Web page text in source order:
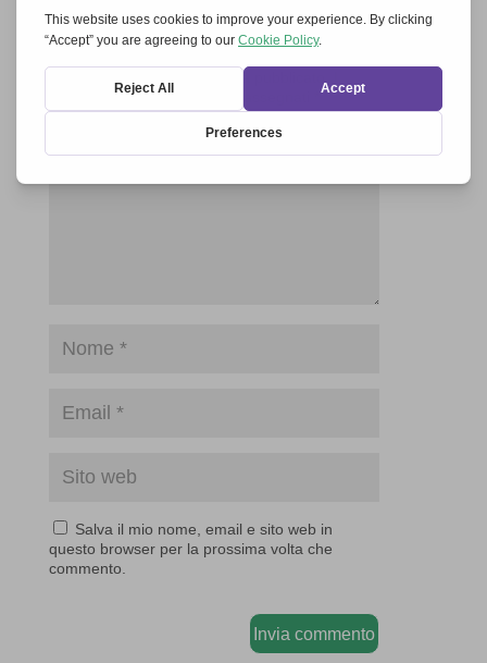
Invia un commento
campi obbligatori sono contrassegnati
Salva il mio nome, email e sito web in
questo browser per la prossima volta che
commento.
Invia commento